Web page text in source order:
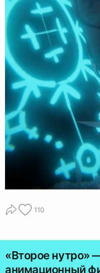
110
«Второе нутро»
анимационный